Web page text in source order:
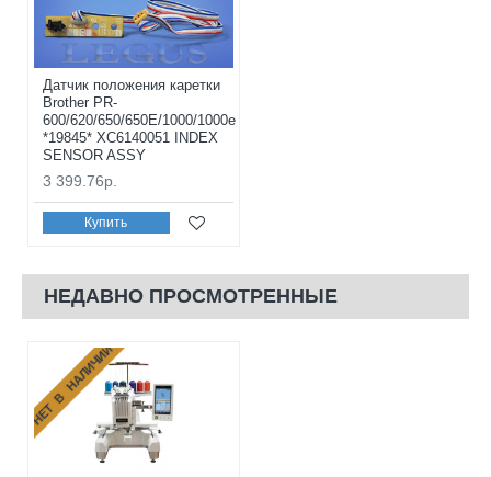
Датчик положения каретки
Brother PR-
600/620/650/650E/1000/1000e
*19845* XC6140051 INDEX
SENSOR ASSY
3 399.76р.
Купить
НЕДАВНО ПРОСМОТРЕННЫЕ
НЕТ В НАЛИЧИИ